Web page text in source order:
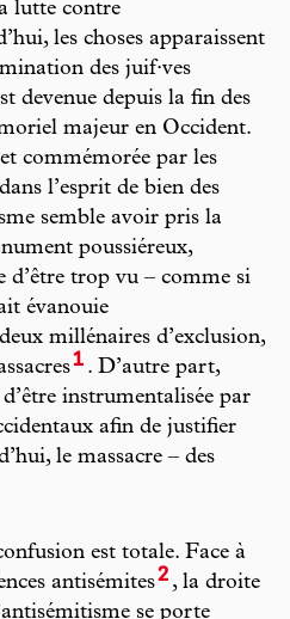
lutte contre
les choses apparaissent
des juif·ves
devenue depuis la fin des
majeur en Occident.
commémorée par les
l’esprit de bien des
semble avoir pris la
poussiéreux,
d’être trop vu – comme si
évanouie
millénaires d’exclusion,
1 . D’autre part,
instrumentalisée par
afin de justifier
le massacre – des
est totale. Face à
antisémites2 , la droite
se porte